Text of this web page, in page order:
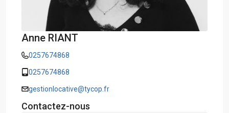
Anne RIANT
0257674868
0257674868
gestionlocative@tycop.fr
Contactez-nous